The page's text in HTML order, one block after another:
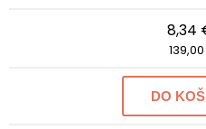
8,34
DO